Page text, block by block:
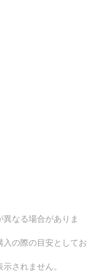
なる場合がありま
の際の目安としてお
されません。